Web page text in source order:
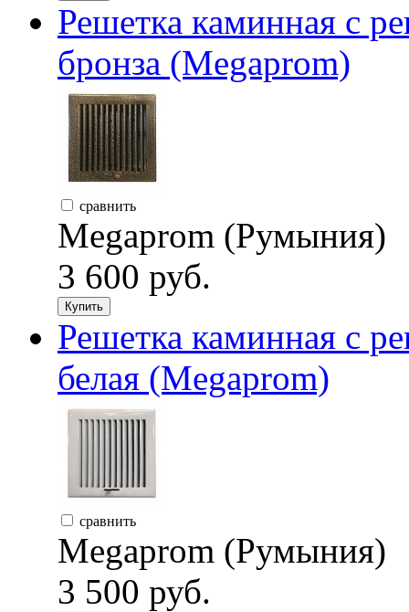
Решетка каминная с
бронза (Megaprom)
сравнить
Megaprom (Румыния)
3 600 руб.
Купить
Решетка каминная с
белая (Megaprom)
сравнить
Megaprom (Румыния)
3 500 руб.